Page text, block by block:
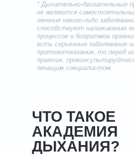
* Дыхательно-двигательные
не являются
лечения какого-либо
способствуют налаживанию
процессов и биоритмов
есть серьезные заболевания
противопоказания, то перед
практик,
лечащим специалистом.
ЧТО ТАКОЕ
АКАДЕМИЯ
ДЫХАНИЯ?